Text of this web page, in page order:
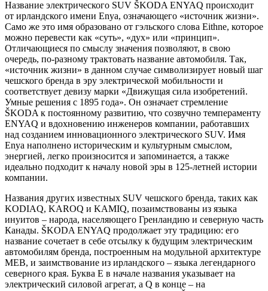
от ирландского имени Enya, означающего «источник жизни».
Само же это имя образовано от гэльского слова Eithne, которое
можно перевести как «суть», «дух» или «принцип».
Отличающиеся по смыслу значения позволяют, в свою
очередь, по-разному трактовать название автомобиля. Так,
«источник жизни» в данном случае символизирует новый шаг
чешского бренда в эру электрической мобильности и
соответствует девизу марки «Движущая сила изобретений.
Умные решения с 1895 года». Он означает стремление
ŠKODA к постоянному развитию, что созвучно темпераменту
ENYAQ и вдохновению инженеров компании, работавших
над созданием инновационного электрического SUV. Имя
Enya наполнено историческим и культурным смыслом,
энергией, легко произносится и запоминается, а также
идеально подходит к началу новой эры в 125-летней истории
компании.
KODIAQ, KAROQ и KAMIQ, позаимствованы из языка
инуитов – народа, населяющего Гренландию и северную часть
Канады. ŠKODA ENYAQ продолжает эту традицию: его
название сочетает в себе отсылку к будущим электрическим
автомобилям бренда, построенным на модульной архитектуре
MEB, и заимствование из ирландского – языка легендарного
северного края. Буква E в начале названия указывает на
электрический силовой агрегат, а Q в конце – на
принадлежность модели к семейству SUV ŠKODA.